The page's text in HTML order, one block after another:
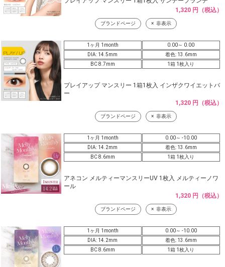
1,320 円（税込）
ブランドページ 非表示
1ヶ月 1month
0.00～ 0.00
DIA: 14.5mm
着色: 13.6mm
BC 8.7mm
1箱 1枚入り
プレイアップ マンスリー 1箱1枚入 インザクワイエットバ
ー
1,320 円（税込）
ブランドページ 非表示
1ヶ月 1month
0.00～ -10.00
DIA: 14.2mm
着色: 13.6mm
BC 8.6mm
1箱 1枚入り
アネコン メルティーマンスリーUV 1枚入 メルティーノワ
ール
1,320 円（税込）
ブランドページ 非表示
1ヶ月 1month
0.00～ -10.00
DIA: 14.2mm
着色: 13.6mm
BC 8.6mm
1箱 1枚入り